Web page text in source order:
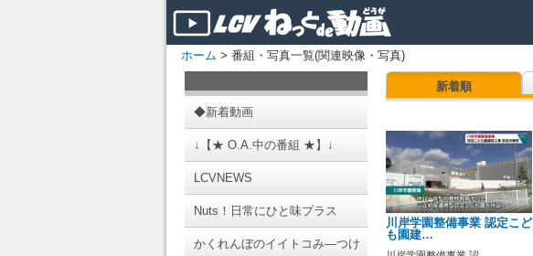
ホーム > 番組・写真一覧(関連映像・写真)
◆新着動画
↓【★ O.A.中の番組 ★】↓
LCVNEWS
Nuts！日常にひと味プラス
かくれんぼのイイトコみ―つけ
新着順
川岸学園整備事業 認定こど
も園建…